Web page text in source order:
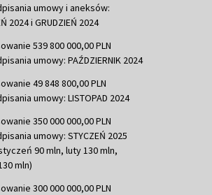
umowy i aneksów:
2024 i GRUDZIEŃ 2024
539 800 000,00 PLN
umowy: PAŹDZIERNIK 2024
49 848 800,00 PLN
umowy: LISTOPAD 2024
350 000 000,00 PLN
umowy: STYCZEŃ 2025
90 mln, luty 130 mln,
mln)
300 000 000,00 PLN